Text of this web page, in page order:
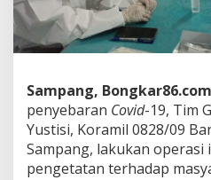
u
a
t
e
K
d
i
m
0
Sampang,
penyebaran Covid-19, Tim
Yustisi, Koramil 0828/09
Sampang, lakukan operasi
pengetatan terhadap